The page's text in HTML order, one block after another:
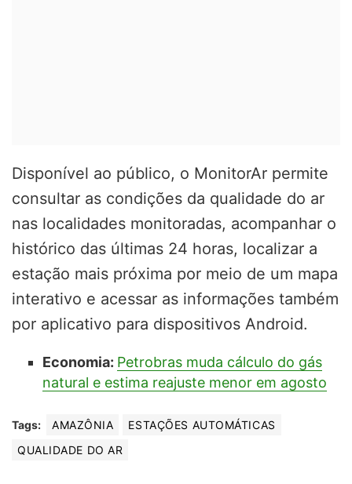
Disponível ao público, o MonitorAr permite
consultar as condições da qualidade do ar
nas localidades monitoradas, acompanhar o
histórico das últimas 24 horas, localizar a
estação mais próxima por meio de um mapa
interativo e acessar as informações também
por aplicativo para dispositivos Android.
Economia: Petrobras muda cálculo do gás
natural e estima reajuste menor em agosto
Tags: AMAZÔNIA
ESTAÇÕES AUTOMÁTICAS
QUALIDADE DO AR